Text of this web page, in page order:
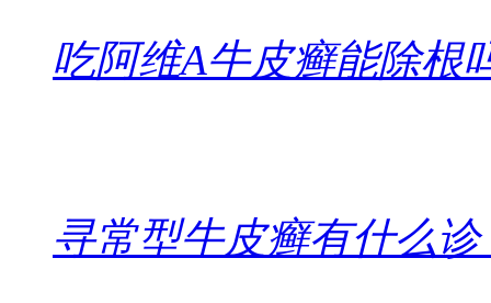
吃阿维A牛皮癣能除根
寻常型牛皮癣有什么诊